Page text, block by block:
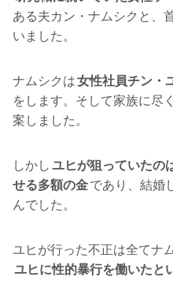
ある夫カン・ナムシクと、
いました。
ナムシクは女性社員チン・
をします。そして家族に尽
案しました。
しかし ユヒが狙っていたの
せる多額の金であり、結婚
んでした。
ユヒが行った不正は全てナ
ユヒに性的暴行を働いたと